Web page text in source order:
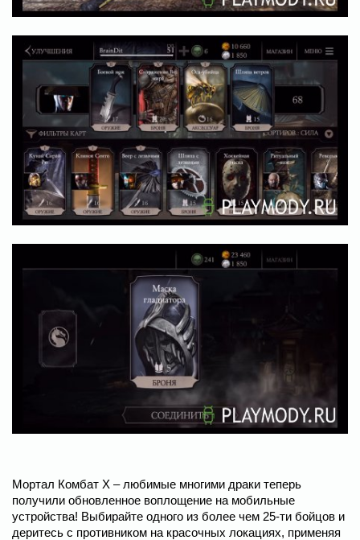
Мортал Комбат Х – любимые многими драки теперь
получили обновленное воплощение на мобильные
устройства! Выбирайте одного из более чем 25-ти бойцов и
деритесь с противником на красочных локациях, применяя